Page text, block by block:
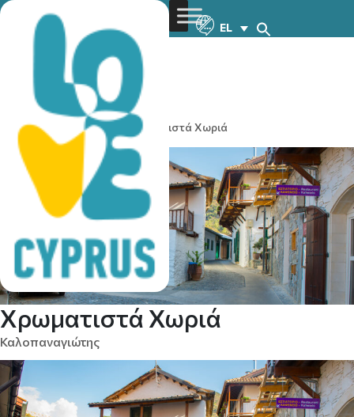
EL
You are here:Home Χρωματιστά Χωριά
Χρωματιστά Χωριά
Καλοπαναγιώτης